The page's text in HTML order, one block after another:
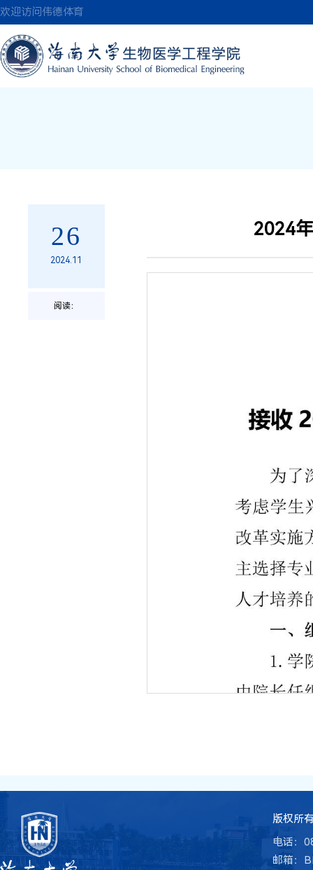
欢迎访问伟德体育
26
2024.11
阅读：
2024
版权所
电话：
邮箱：